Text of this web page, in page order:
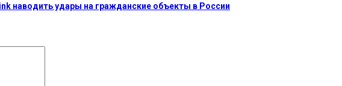
наводить удары на гражданские объекты в России